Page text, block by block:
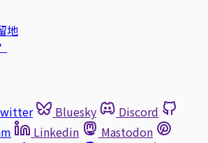
地
Bluesky
Discord
Linkedin
Mastodon